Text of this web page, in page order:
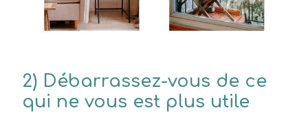
2) Débarrassez-vous de ce
qui ne vous est plus utile